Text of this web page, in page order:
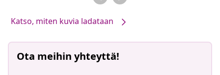
Katso, miten kuvia ladataan
Ota meihin yhteyttä!